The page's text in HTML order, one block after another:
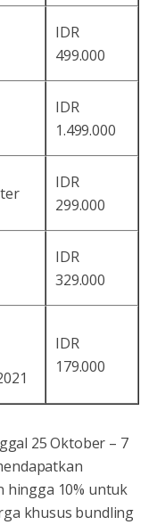
IDR
499.000
IDR
1.499.000
IDR
299.000
IDR
329.000
IDR
179.000
25 Oktober – 7
hingga 10% untuk
khusus bundling